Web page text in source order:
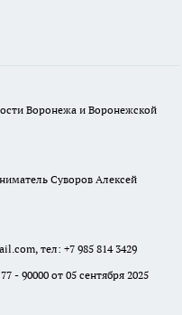
Воронежа и Воронежской
Суворов Алексей
тел: +7 985 814 3429
- 90000 от 05 сентября 2025